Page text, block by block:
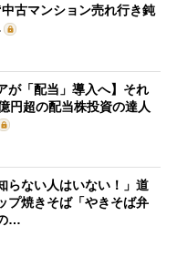
古マンション売れ行き鈍
が「配当」導入へ】それ
円超の配当株投資の達人
らない人はいない！」道
プ焼きそば「やきそば弁
…